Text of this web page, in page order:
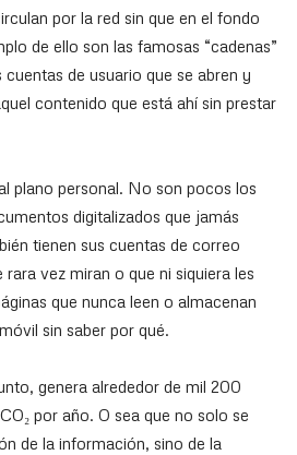
por la red sin que en el fondo
de ello son las famosas “cadenas”
de usuario que se abren y
contenido que está ahí sin prestar
plano personal. No son pocos los
digitalizados que jamás
tienen sus cuentas de correo
vez miran o que ni siquiera les
que nunca leen o almacenan
sin saber por qué.
genera alrededor de mil 200
por año. O sea que no solo se
de la información, sino de la